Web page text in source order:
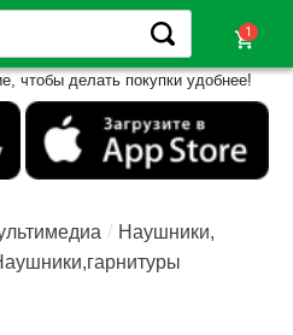
shopping_cart
чтобы делать покупки удобнее!
Наушники,